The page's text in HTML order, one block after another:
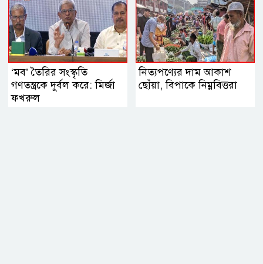
‘মব’ তৈরির সংস্কৃতি
গণতন্ত্রকে দুর্বল করে: মির্জা
ফখরুল
নিত্যপণ্যের দাম আকাশ
ছোঁয়া, বিপাকে নিম্নবিত্তরা